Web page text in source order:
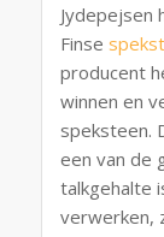
Jydepejsen
Finse
producent
winnen en
speksteen.
een van de
talkgehalte
verwerken,